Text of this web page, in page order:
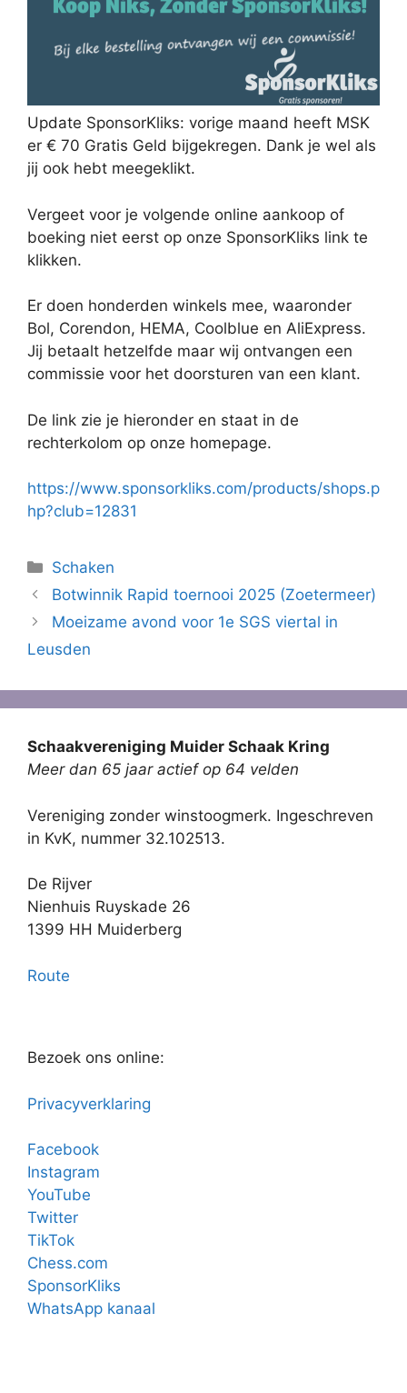
Update SponsorKliks: vorige maand heeft MSK
er € 70 Gratis Geld bijgekregen. Dank je wel als
jij ook hebt meegeklikt.
Vergeet voor je volgende online aankoop of
boeking niet eerst op onze SponsorKliks link te
klikken.
Er doen honderden winkels mee, waaronder
Bol, Corendon, HEMA, Coolblue en AliExpress.
Jij betaalt hetzelfde maar wij ontvangen een
commissie voor het doorsturen van een klant.
De link zie je hieronder en staat in de
rechterkolom op onze homepage.
https://www.sponsorkliks.com/products/shops.p
hp?club=12831
Categorieën
Schaken
Botwinnik Rapid toernooi 2025 (Zoetermeer)
Moeizame avond voor 1e SGS viertal in
Leusden
Schaakvereniging Muider Schaak Kring
Meer dan 65 jaar actief op 64 velden
Vereniging zonder winstoogmerk. Ingeschreven
in KvK, nummer 32.102513.
De Rijver
Nienhuis Ruyskade 26
1399 HH Muiderberg
Route
Bezoek ons online:
Privacyverklaring
Facebook
Instagram
YouTube
Twitter
TikTok
Chess.com
SponsorKliks
WhatsApp kanaal